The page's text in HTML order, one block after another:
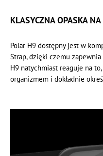
KLASYCZNA OPASKA
Polar H9 dostępny jest w
Strap, dzięki czemu
H9 natychmiast reaguje na
organizmem i dokładnie